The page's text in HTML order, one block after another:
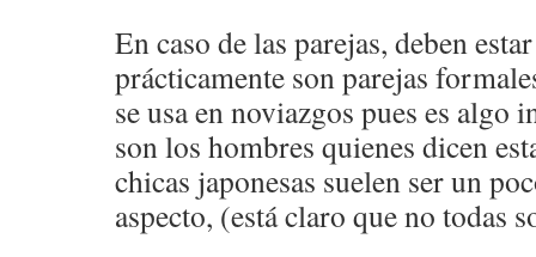
En caso de las parejas, deben
prácticamente son parejas
se usa en noviazgos pues es algo
son los hombres quienes dicen
chicas japonesas suelen ser un
aspecto, (está claro que no todas